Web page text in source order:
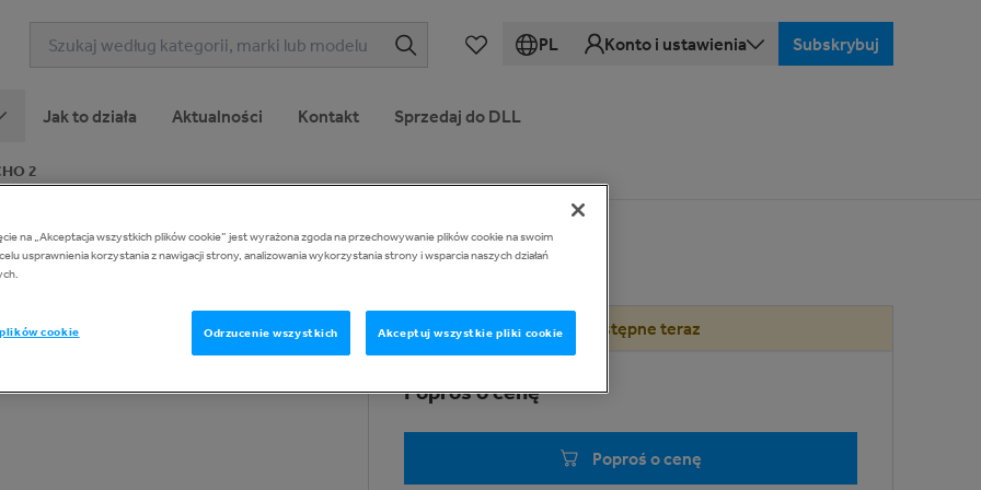
PL Konto i ustawienia Subskrybuj
Jak to działa Aktualności Kontakt Sprzedaj do DLL
2
2 1z12
Dostępne teraz
Poproś o cenę
Poproś o cenę
na „Akceptacja wszystkich plików cookie” jest wyrażona zgoda na przechowywanie plików cookie na swoim
usprawnienia korzystania z nawigacji strony, analizowania wykorzystania strony i wsparcia naszych działań
Odrzucenie wszystkich Akceptuj wszystkie pliki cookie
cookie